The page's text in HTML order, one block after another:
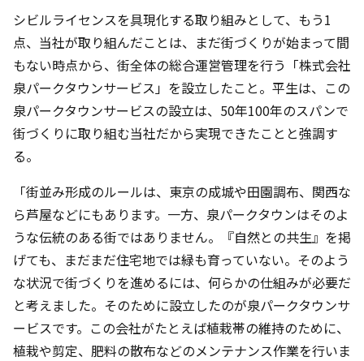
シビルライセンスを具現化する取り組みとして、もう1
点、当社が取り組んだことは、まだ街づくりが始まって間
もない時点から、街全体の総合運営管理を行う「株式会社
泉パークタウンサービス」を設立したこと。平生は、この
泉パークタウンサービスの設立は、50年100年のスパンで
街づくりに取り組む当社だから実現できたことと強調す
る。
「街並み形成のルールは、東京の成城や田園調布、関西な
ら芦屋などにもあります。一方、泉パークタウンはそのよ
うな伝統のある街ではありません。『自然との共生』を掲
げても、まだまだ住宅地では緑も育っていない。そのよう
な状況で街づくりを進めるには、何らかの仕組みが必要だ
と考えました。そのために設立したのが泉パークタウンサ
ービスです。この会社がたとえば植栽帯の維持のために、
植栽や剪定、肥料の散布などのメンテナンス作業を行いま